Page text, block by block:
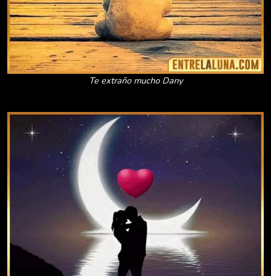
Te extraño mucho Dany